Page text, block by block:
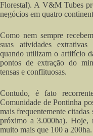
Florestal). A V&M Tubes
negócios em quatro
Como nem sempre
suas atividades extrativas
quando utilizam o artifício
pontos de extração do
tensas e conflituosas.
Contudo, é fato
Comunidade de Pontinha
mais frequentemente
próximo a 3.000ha). Hoje,
muito mais que 100 a 200ha.